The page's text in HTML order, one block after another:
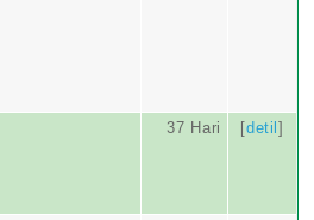
37 Hari [detil]